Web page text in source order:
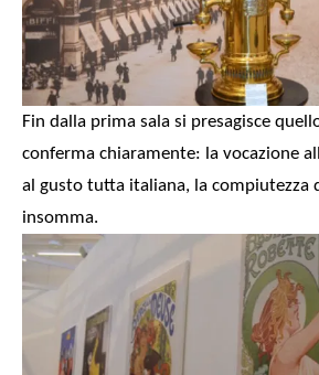
Fin dalla prima sala si presagisce
conferma chiaramente: la vocazione
al gusto tutta italiana, la compiutezza
insomma.